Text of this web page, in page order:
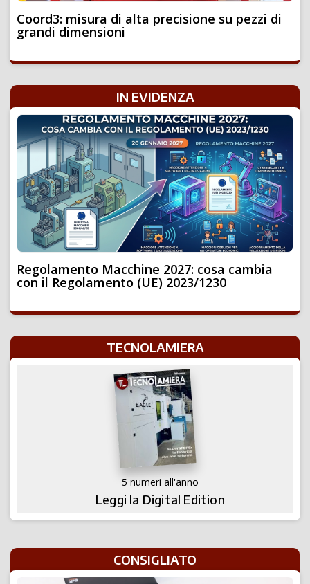
Coord3: misura di alta precisione su pezzi di
grandi dimensioni
IN EVIDENZA
Regolamento Macchine 2027: cosa cambia
con il Regolamento (UE) 2023/1230
TECNOLAMIERA
5 numeri all'anno
Leggi la Digital Edition
CONSIGLIATO